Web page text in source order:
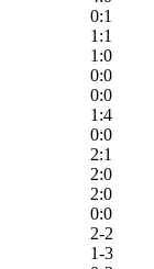
0:1
1:1
1:0
0:0
0:0
1:4
0:0
2:1
2:0
2:0
0:0
2-2
1-3